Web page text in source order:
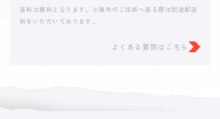
送料は無料となります。※海外のご住所へ送る際は別途配送
料をいただいております。
よくある質問はこちら